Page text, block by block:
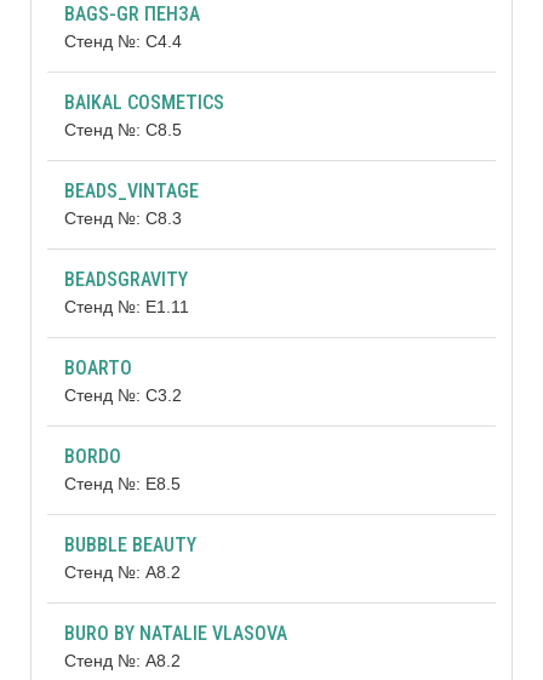
BAGS-GR ПЕНЗА
Стенд №: C4.4
BAIKAL COSMETICS
Стенд №: C8.5
BEADS_VINTAGE
Стенд №: C8.3
BEADSGRAVITY
Стенд №: E1.11
BOARTO
Стенд №: C3.2
BORDO
Стенд №: E8.5
BUBBLE BEAUTY
Стенд №: A8.2
BURO BY NATALIE VLASOVA
Стенд №: A8.2